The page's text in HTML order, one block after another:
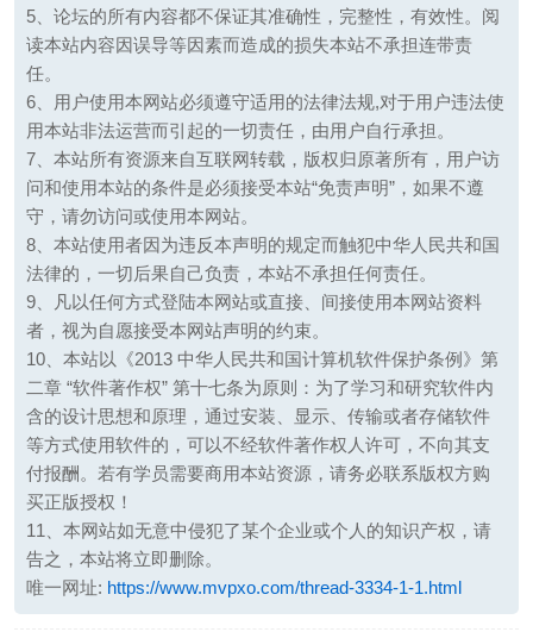
5、论坛的所有内容都不保证其准确性，完整性，有效性。阅
读本站内容因误导等因素而造成的损失本站不承担连带责
任。
6、用户使用本网站必须遵守适用的法律法规,对于用户违法使
用本站非法运营而引起的一切责任，由用户自行承担。
7、本站所有资源来自互联网转载，版权归原著所有，用户访
问和使用本站的条件是必须接受本站“免责声明”，如果不遵
守，请勿访问或使用本网站。
8、本站使用者因为违反本声明的规定而触犯中华人民共和国
法律的，一切后果自己负责，本站不承担任何责任。
9、凡以任何方式登陆本网站或直接、间接使用本网站资料
者，视为自愿接受本网站声明的约束。
10、本站以《2013 中华人民共和国计算机软件保护条例》第
二章 “软件著作权” 第十七条为原则：为了学习和研究软件内
含的设计思想和原理，通过安装、显示、传输或者存储软件
等方式使用软件的，可以不经软件著作权人许可，不向其支
付报酬。若有学员需要商用本站资源，请务必联系版权方购
买正版授权！
11、本网站如无意中侵犯了某个企业或个人的知识产权，请
告之，本站将立即删除。
唯一网址: https://www.mvpxo.com/thread-3334-1-1.html